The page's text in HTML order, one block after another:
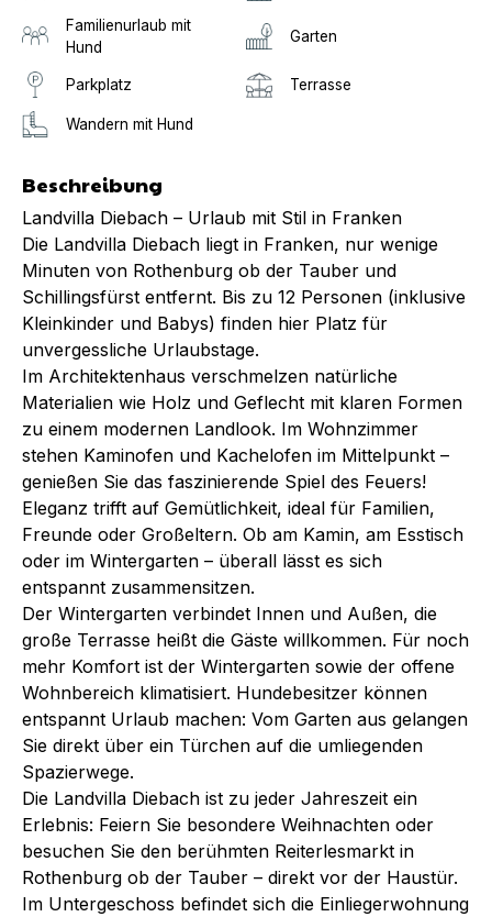
Familienurlaub mit
Hund
Garten
Parkplatz Terrasse
Wandern mit Hund
Beschreibung
Landvilla Diebach – Urlaub mit Stil in Franken
Die Landvilla Diebach liegt in Franken, nur wenige
Minuten von Rothenburg ob der Tauber und
Schillingsfürst entfernt. Bis zu 12 Personen (inklusive
Kleinkinder und Babys) finden hier Platz für
unvergessliche Urlaubstage.
Im Architektenhaus verschmelzen natürliche
Materialien wie Holz und Geflecht mit klaren Formen
zu einem modernen Landlook. Im Wohnzimmer
stehen Kaminofen und Kachelofen im Mittelpunkt –
genießen Sie das faszinierende Spiel des Feuers!
Eleganz trifft auf Gemütlichkeit, ideal für Familien,
Freunde oder Großeltern. Ob am Kamin, am Esstisch
oder im Wintergarten – überall lässt es sich
entspannt zusammensitzen.
Der Wintergarten verbindet Innen und Außen, die
große Terrasse heißt die Gäste willkommen. Für noch
mehr Komfort ist der Wintergarten sowie der offene
Wohnbereich klimatisiert. Hundebesitzer können
entspannt Urlaub machen: Vom Garten aus gelangen
Sie direkt über ein Türchen auf die umliegenden
Spazierwege.
Die Landvilla Diebach ist zu jeder Jahreszeit ein
Erlebnis: Feiern Sie besondere Weihnachten oder
besuchen Sie den berühmten Reiterlesmarkt in
Rothenburg ob der Tauber – direkt vor der Haustür.
Im Untergeschoss befindet sich die Einliegerwohnung